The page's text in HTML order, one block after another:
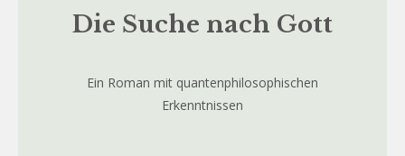
Die Suche nach Gott
Ein Roman mit quantenphilosophischen
Erkenntnissen